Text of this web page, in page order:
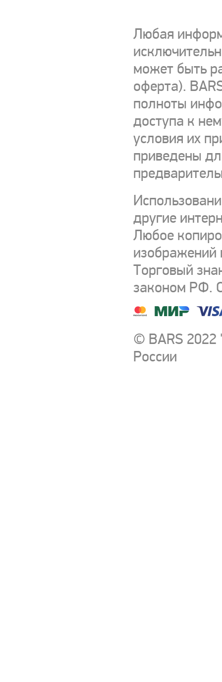
Любая
может быть
оферта).
полноты
доступа к
условия их
приведены
другие
Любое
изображений
Торговый
законом РФ.
© BARS
России